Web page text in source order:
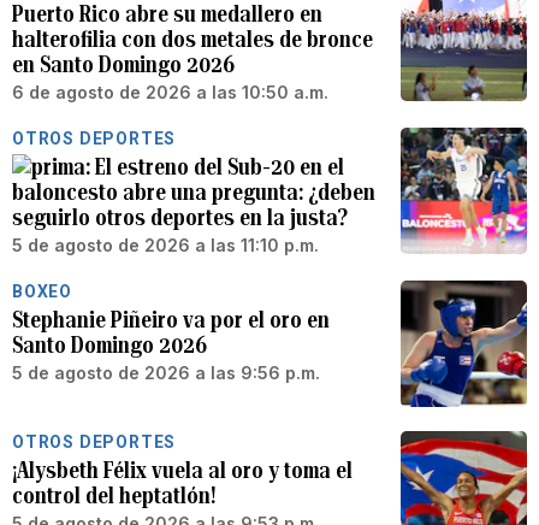
Puerto Rico abre su medallero en
halterofilia con dos metales de bronce
en Santo Domingo 2026
6 de agosto de 2026 a las 10:50 a.m.
OTROS DEPORTES
El estreno del Sub-20 en el
baloncesto abre una pregunta: ¿deben
seguirlo otros deportes en la justa?
5 de agosto de 2026 a las 11:10 p.m.
BOXEO
Stephanie Piñeiro va por el oro en
Santo Domingo 2026
5 de agosto de 2026 a las 9:56 p.m.
OTROS DEPORTES
¡Alysbeth Félix vuela al oro y toma el
control del heptatlón!